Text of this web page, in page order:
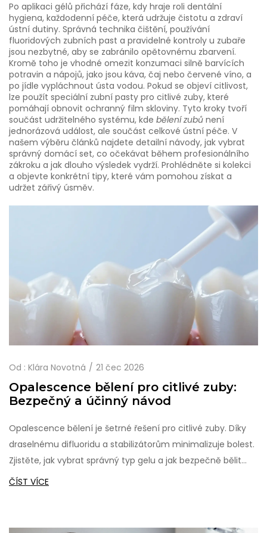
Po aplikaci gélů přichází fáze, kdy hraje roli dentální
hygiena, každodenní péče, která udržuje čistotu a zdraví
ústní dutiny. Správná technika čištění, používání
fluoridových zubních past a pravidelné kontroly u zubaře
jsou nezbytné, aby se zabránilo opětovnému zbarvení.
Kromě toho je vhodné omezit konzumaci silně barvících
potravin a nápojů, jako jsou káva, čaj nebo červené víno, a
po jídle vypláchnout ústa vodou. Pokud se objeví citlivost,
lze použít speciální zubní pasty pro citlivé zuby, které
pomáhají obnovit ochranný film skloviny. Tyto kroky tvoří
součást udržitelného systému, kde bělení zubů není
jednorázová událost, ale součást celkové ústní péče. V
našem výběru článků najdete detailní návody, jak vybrat
správný domácí set, co očekávat během profesionálního
zákroku a jak dlouho výsledek vydrží. Prohlédněte si kolekci
a objevte konkrétní tipy, které vám pomohou získat a
udržet zářivý úsměv.
Od : Klára Novotná 21 čec 2026
Opalescence bělení pro citlivé zuby:
Bezpečný a účinný návod
Opalescence bělení je šetrné řešení pro citlivé zuby. Díky
draselnému difluoridu a stabilizátorům minimalizuje bolest.
Zjistěte, jak vybrat správný typ gelu a jak bezpečně bělit
zuby doma bez rizika.
ČÍST VÍCE